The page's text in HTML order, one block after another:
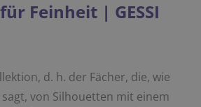
Feinheit | GESSI
d. h. der Fächer, die, wie
von Silhouetten mit einem